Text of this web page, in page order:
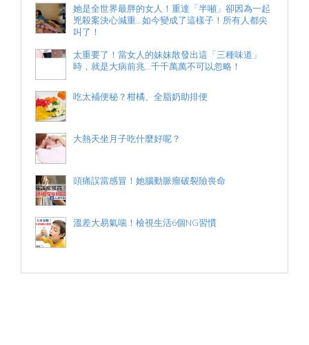
她是全世界最胖的女人！重達「半噸」卻因為一起
兇殺案決心減重...如今變成了這樣子！所有人都尖
叫了！
太重要了！當女人的妹妹散發出這「三種味道」
時，就是大病前兆...千千萬萬不可以忽略！
吃太補便秘？柑橘、全脂奶助排便
大熱天坐月子吃什麼好呢？
頭痛誤當感冒！她腦動脈瘤破裂險喪命
溫差大易氣喘！檢視生活6個NG習慣